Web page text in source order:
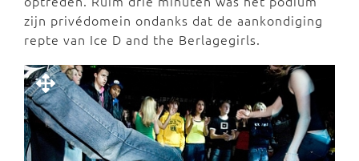
zijn privédomein ondanks dat de aankondiging
repte van Ice D and the Berlagegirls.